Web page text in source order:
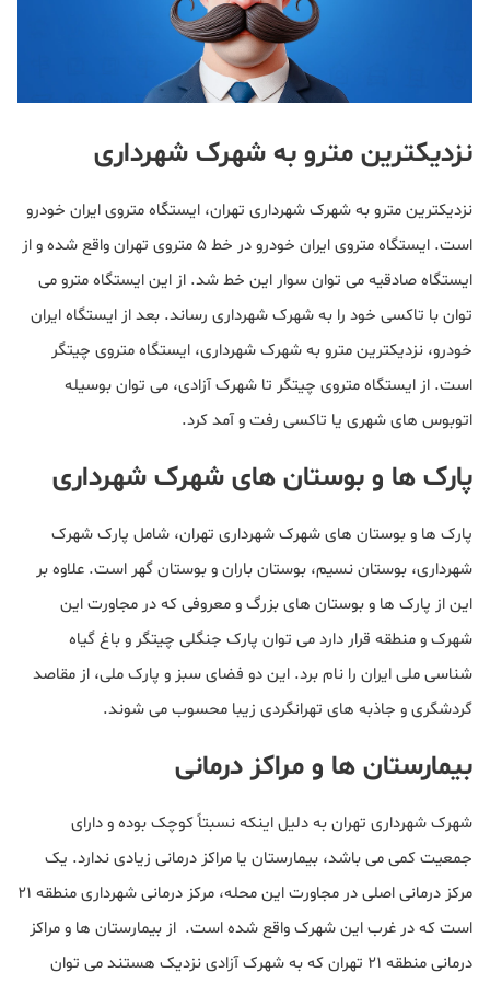
نزدیکترین مترو به شهرک شهرداری
نزدیکترین مترو به شهرک شهرداری تهران، ایستگاه متروی ایران خودرو
است. ایستگاه متروی ایران خودرو در خط 5 متروی تهران واقع شده و از
ایستگاه صادقیه می توان سوار این خط شد. از این ایستگاه مترو می
توان با تاکسی خود را به شهرک شهرداری رساند. بعد از ایستگاه ایران
خودرو، نزدیکترین مترو به شهرک شهرداری، ایستگاه متروی چیتگر
است. از ایستگاه متروی چیتگر تا شهرک آزادی، می توان بوسیله
اتوبوس های شهری یا تاکسی رفت و آمد کرد.
پارک ها و بوستان های شهرک شهرداری
پارک ها و بوستان های شهرک شهرداری تهران، شامل پارک شهرک
شهرداری، بوستان نسیم، بوستان باران و بوستان گهر است. علاوه بر
این از پارک ها و بوستان های بزرگ و معروفی که در مجاورت این
شهرک و منطقه قرار دارد می توان پارک جنگلی چیتگر و باغ گیاه
شناسی ملی ایران را نام برد. این دو فضای سبز و پارک ملی، از مقاصد
گردشگری و جاذبه های تهرانگردی زیبا محسوب می شوند.
بیمارستان ها و مراکز درمانی
شهرک شهرداری تهران به دلیل اینکه نسبتاً کوچک بوده و دارای
جمعیت کمی می باشد، بیمارستان یا مراکز درمانی زیادی ندارد. یک
مرکز درمانی اصلی در مجاورت این محله، مرکز درمانی شهرداری منطقه 21
است که در غرب این شهرک واقع شده است. از بیمارستان ها و مراکز
درمانی منطقه 21 تهران که به شهرک آزادی نزدیک هستند می توان